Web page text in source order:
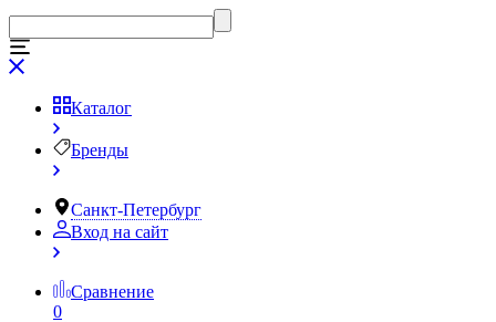
Каталог
Бренды
Санкт-Петербург
Вход на сайт
Сравнение
0